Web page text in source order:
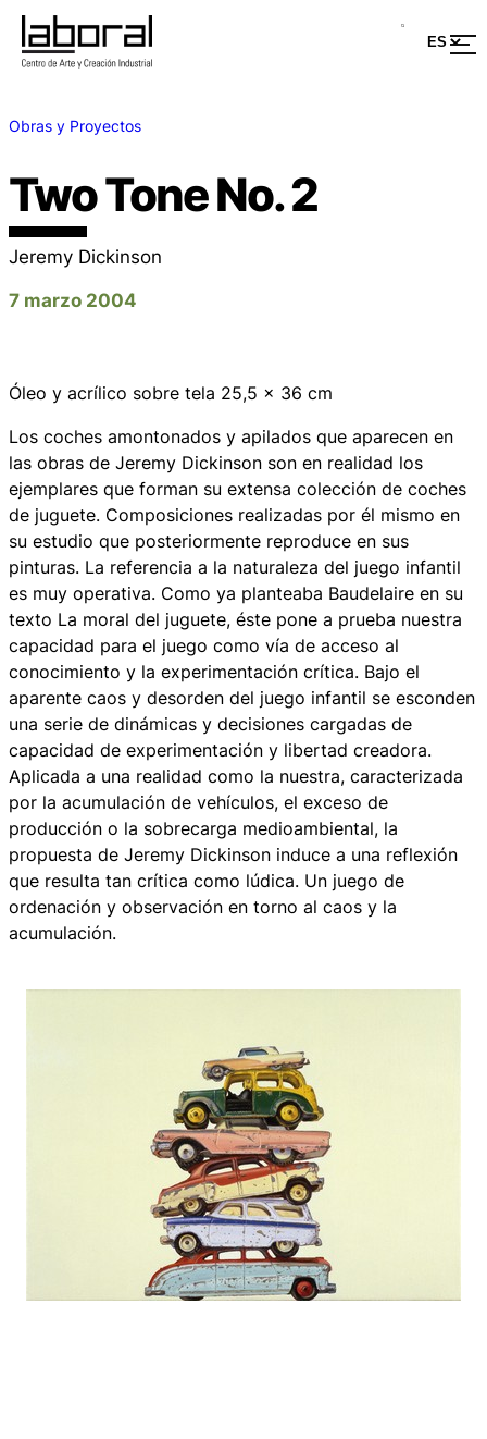
Obras y Proyectos
Two Tone No. 2
Jeremy Dickinson
7 marzo 2004
Óleo y acrílico sobre tela 25,5 x 36 cm
Los coches amontonados y apilados que aparecen en
las obras de Jeremy Dickinson son en realidad los
ejemplares que forman su extensa colección de coches
de juguete. Composiciones realizadas por él mismo en
su estudio que posteriormente reproduce en sus
pinturas. La referencia a la naturaleza del juego infantil
es muy operativa. Como ya planteaba Baudelaire en su
texto La moral del juguete, éste pone a prueba nuestra
capacidad para el juego como vía de acceso al
conocimiento y la experimentación crítica. Bajo el
aparente caos y desorden del juego infantil se esconden
una serie de dinámicas y decisiones cargadas de
capacidad de experimentación y libertad creadora.
Aplicada a una realidad como la nuestra, caracterizada
por la acumulación de vehículos, el exceso de
producción o la sobrecarga medioambiental, la
propuesta de Jeremy Dickinson induce a una reflexión
que resulta tan crítica como lúdica. Un juego de
ordenación y observación en torno al caos y la
acumulación.